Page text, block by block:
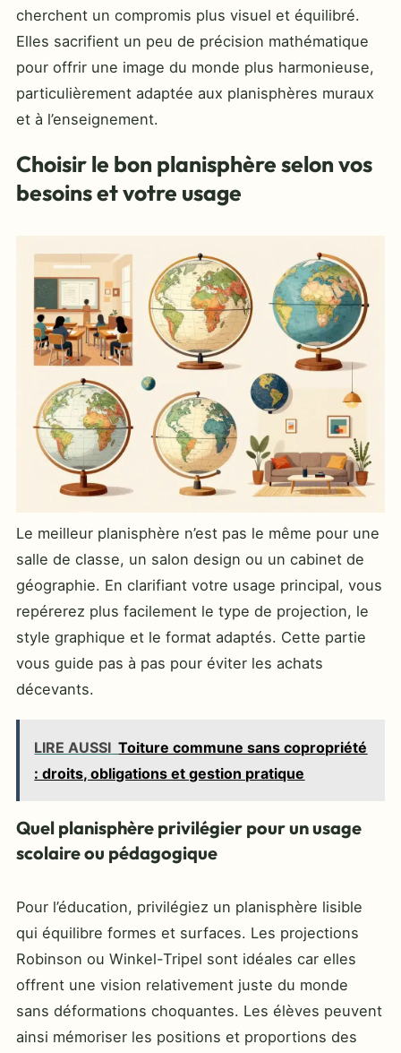
cherchent un compromis plus visuel et équilibré.
Elles sacrifient un peu de précision mathématique
pour offrir une image du monde plus harmonieuse,
particulièrement adaptée aux planisphères muraux
et à l’enseignement.
Choisir le bon planisphère selon vos
besoins et votre usage
Le meilleur planisphère n’est pas le même pour une
salle de classe, un salon design ou un cabinet de
géographie. En clarifiant votre usage principal, vous
repérerez plus facilement le type de projection, le
style graphique et le format adaptés. Cette partie
vous guide pas à pas pour éviter les achats
décevants.
LIRE AUSSI Toiture commune sans copropriété
: droits, obligations et gestion pratique
Quel planisphère privilégier pour un usage
scolaire ou pédagogique
Pour l’éducation, privilégiez un planisphère lisible
qui équilibre formes et surfaces. Les projections
Robinson ou Winkel-Tripel sont idéales car elles
offrent une vision relativement juste du monde
sans déformations choquantes. Les élèves peuvent
ainsi mémoriser les positions et proportions des